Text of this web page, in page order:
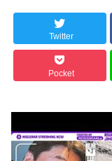
Twitter
Pocket